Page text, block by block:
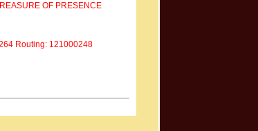
OF PRESENCE
Routing: 121000248